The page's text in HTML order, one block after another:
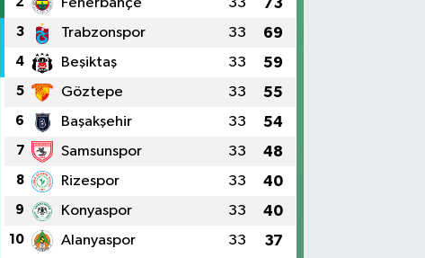
3 Trabzonspor 33 69
4 Beşiktaş 33 59
5 Göztepe 33 55
6 Başakşehir 33 54
7 Samsunspor 33 48
8 Rizespor 33 40
9 Konyaspor 33 40
10 Alanyaspor 33 37